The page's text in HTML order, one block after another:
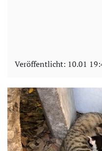
Veröffentlicht: 10.01